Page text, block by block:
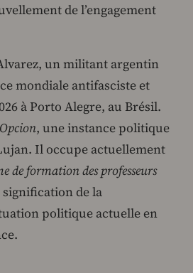
de l’engagement
un militant argentin
mondiale antifasciste et
à Porto Alegre, au Brésil.
, une instance politique
Il occupe actuellement
de formation des professeurs
de la
politique actuelle en